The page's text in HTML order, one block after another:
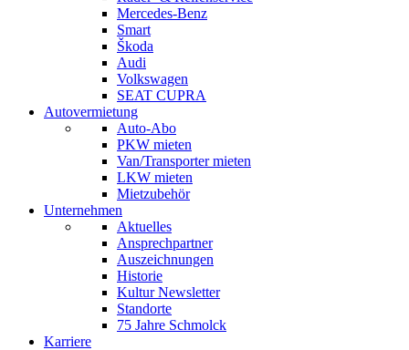
Mercedes-Benz
Smart
Škoda
Audi
Volkswagen
SEAT CUPRA
Autovermietung
Auto-Abo
PKW mieten
Van/Transporter mieten
LKW mieten
Mietzubehör
Unternehmen
Aktuelles
Ansprechpartner
Auszeichnungen
Historie
Kultur Newsletter
Standorte
75 Jahre Schmolck
Karriere